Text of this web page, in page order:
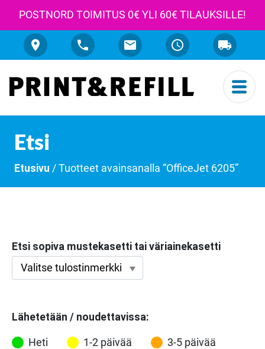
POSTNORD TOIMITUS 0€ YLI 60€ TILAUKSILLE!
Etsi
Etusivu / Tuotteet avainsanalla “OfficeJet 6205”
Etsi sopiva mustekasetti tai väriainekasetti
Lähetetään / noudettavissa:
Heti 1-2 päivää
3-5 päivää